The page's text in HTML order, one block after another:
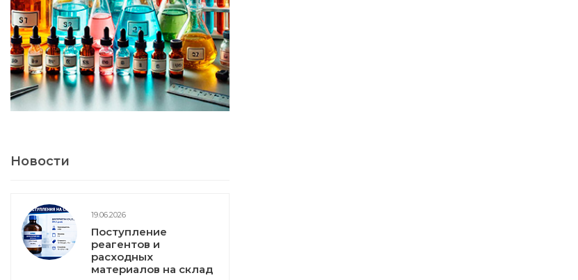
Новости
19.06.2026
Поступление
реагентов и
расходных
материалов на склад